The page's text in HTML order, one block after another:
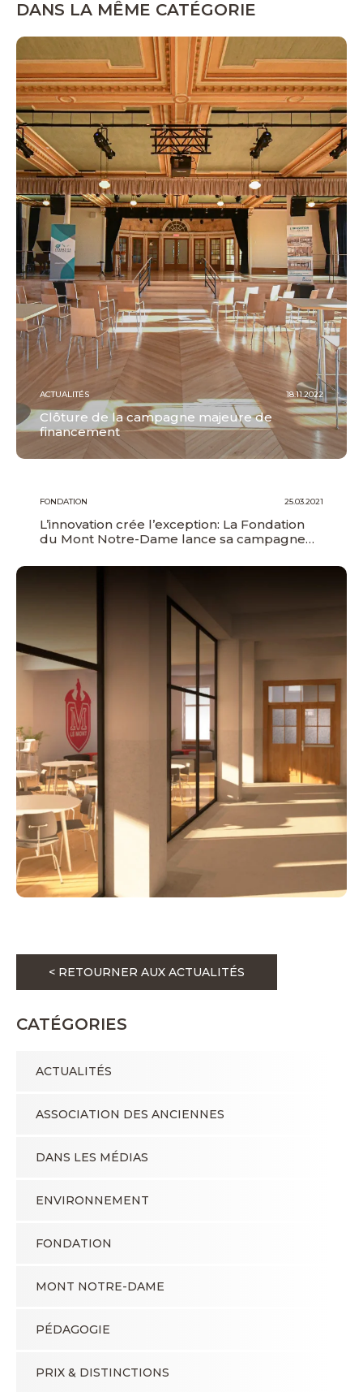
DANS LA MÊME CATÉGORIE
ACTUALITÉS 18.11.2022
Clôture de la campagne majeure de
financement
FONDATION 25.03.2021
L’innovation crée l’exception: La Fondation
du Mont Notre-Dame lance sa campagne…
< RETOURNER AUX ACTUALITÉS
CATÉGORIES
ACTUALITÉS
ASSOCIATION DES ANCIENNES
DANS LES MÉDIAS
ENVIRONNEMENT
FONDATION
MONT NOTRE-DAME
PÉDAGOGIE
PRIX & DISTINCTIONS